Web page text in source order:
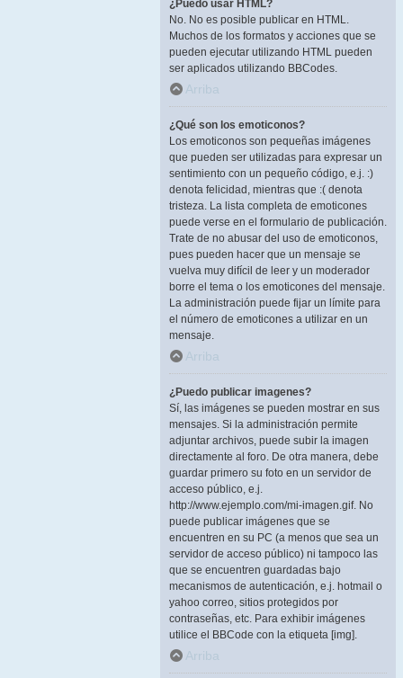
¿Puedo usar HTML?
No. No es posible publicar en HTML.
Muchos de los formatos y acciones que se
pueden ejecutar utilizando HTML pueden
ser aplicados utilizando BBCodes.
Arriba
¿Qué son los emoticonos?
Los emoticonos son pequeñas imágenes
que pueden ser utilizadas para expresar un
sentimiento con un pequeño código, e.j. :)
denota felicidad, mientras que :( denota
tristeza. La lista completa de emoticones
puede verse en el formulario de publicación.
Trate de no abusar del uso de emoticonos,
pues pueden hacer que un mensaje se
vuelva muy difícil de leer y un moderador
borre el tema o los emoticones del mensaje.
La administración puede fijar un límite para
el número de emoticones a utilizar en un
mensaje.
Arriba
¿Puedo publicar imagenes?
Sí, las imágenes se pueden mostrar en sus
mensajes. Si la administración permite
adjuntar archivos, puede subir la imagen
directamente al foro. De otra manera, debe
guardar primero su foto en un servidor de
acceso público, e.j.
http://www.ejemplo.com/mi-imagen.gif. No
puede publicar imágenes que se
encuentren en su PC (a menos que sea un
servidor de acceso público) ni tampoco las
que se encuentren guardadas bajo
mecanismos de autenticación, e.j. hotmail o
yahoo correo, sitios protegidos por
contraseñas, etc. Para exhibir imágenes
utilice el BBCode con la etiqueta [img].
Arriba